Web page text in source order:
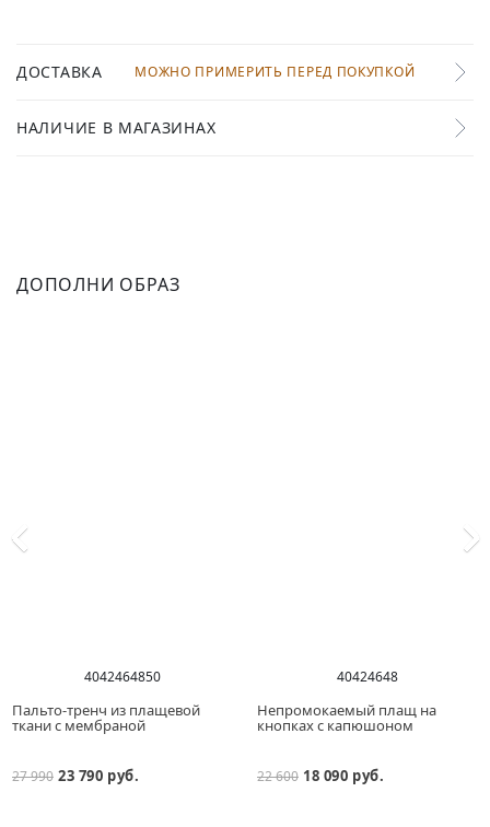
ДОСТАВКА МОЖНО ПРИМЕРИТЬ ПЕРЕД ПОКУПКОЙ
НАЛИЧИЕ В МАГАЗИНАХ
ДОПОЛНИ ОБРАЗ
4042464850
Пальто-тренч из плащевой
ткани с мембраной
27 990 23 790 руб.
40424648
Непромокаемый плащ на
кнопках с капюшоном
22 600 18 090 руб.